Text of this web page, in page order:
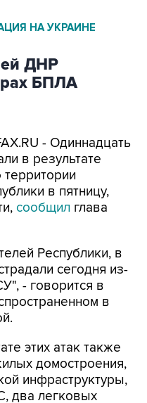
ДНР
БПЛА
- Одиннадцать
территории
в пятницу,
сообщилглава
Республики, в
- говорится в
в
этих атак также
инфраструктуры,
два легковых
Донецк,
Мангушском и